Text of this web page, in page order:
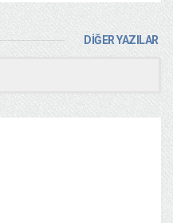
DİĞER YAZILAR